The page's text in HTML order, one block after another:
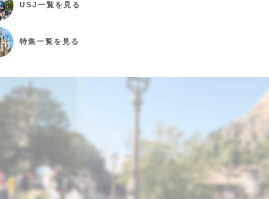
USJ 一覧を見る
特集一覧を見る